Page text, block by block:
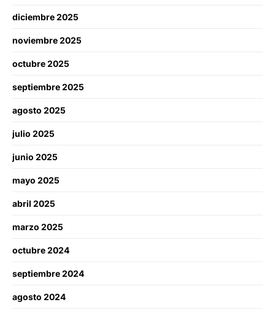
diciembre 2025
noviembre 2025
octubre 2025
septiembre 2025
agosto 2025
julio 2025
junio 2025
mayo 2025
abril 2025
marzo 2025
octubre 2024
septiembre 2024
agosto 2024